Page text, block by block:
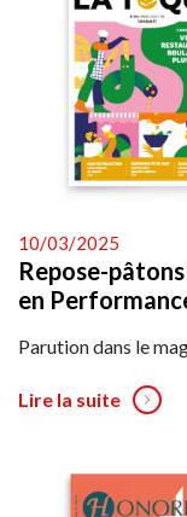
10/03/2025
Repose-
en
Parution dans le
Lire la suite